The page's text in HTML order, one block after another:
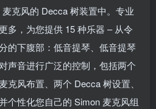
克风的 Decca 树装置中。专业
多，为您提供 15 种乐器 – 从令
的下腹部：低音提琴、低音提琴
声音进行广泛的控制，包括两个
克风布置、两个 Decca 树设置、
个性化您自己的 Simon 麦克风组